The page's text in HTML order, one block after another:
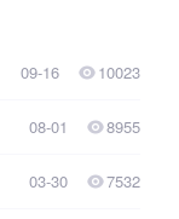
09-16 10023
08-01 8955
03-30 7532